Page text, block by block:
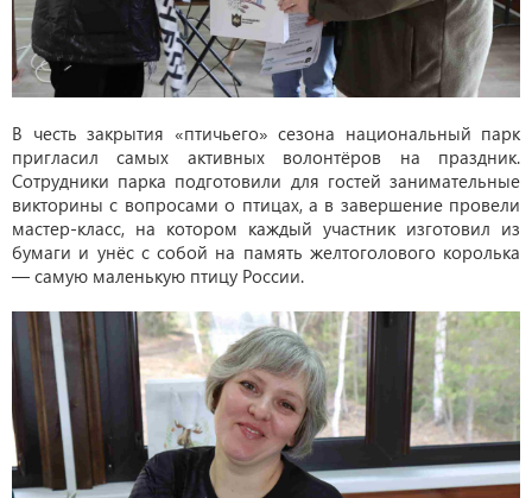
В честь закрытия «птичьего» сезона национальный парк
пригласил самых активных волонтёров на праздник.
Сотрудники парка подготовили для гостей занимательные
викторины с вопросами о птицах, а в завершение провели
мастер-класс, на котором каждый участник изготовил из
бумаги и унёс с собой на память желтоголового королька
— самую маленькую птицу России.